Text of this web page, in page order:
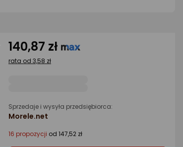
140,87 zł
rata od 3,58 zł
Sprzedaje i wysyła przedsiębiorca:
Morele.net
16 propozycji od 147,52 zł